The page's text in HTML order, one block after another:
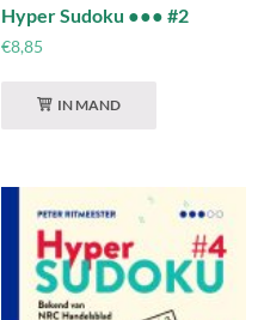
Hyper Sudoku ●●● #2
€8,85
IN MAND